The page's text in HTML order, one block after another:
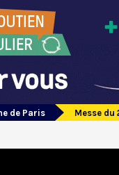
de Paris Messe du